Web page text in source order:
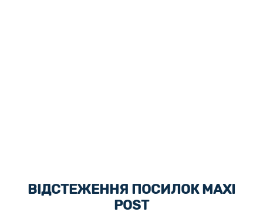
ВІДСТЕЖЕННЯ ПОСИЛОК MAXI
POST